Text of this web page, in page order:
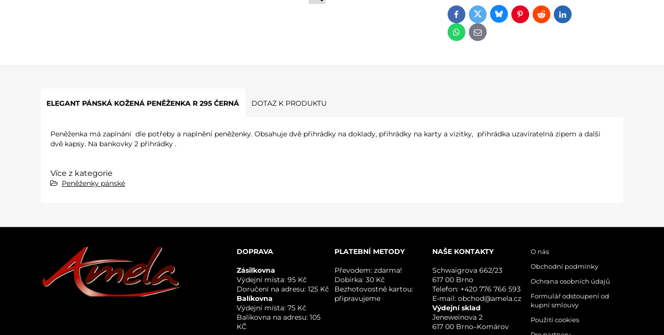
FacebookTwitterBlueskyPinterestRedditLinkedIn
WhatsApp
E-mail
ELEGANT PÁNSKÁ KOŽENÁ PENĚŽENKA R 295 ČERNÁ DOTAZ K PRODUKTU
Peněženka má zapínání dle potřeby a naplnění peněženky. Obsahuje dvě přihrádky na doklady, přihrádky na karty a vizitky, přihrádka uzavíratelná zipem a další
dvě kapsy. Na bankovky 2 přihrádky .
Více z kategorie
Peněženky pánské
DOPRAVA
Zásilkovna
Výdejní místa: 95 Kč
Doručení na adresu: 125 Kč
Balíkovna
Výdejní místa: 75 Kč
Balíkovna na adresu: 105
KČ
PLATEBNÍ METODY
Převodem: zdarma!
Dobírka: 30 Kč
Bezhotovostně kartou:
připravujeme
NAŠE KONTAKTY
Schwaigrova 662/23
617 00 Brno
Telefon: +420 776 766 593
E-mail: obchod@amela.cz
Výdejní sklad
Jeneweinova 2
617 00 Brno–Komárov
O nás
Obchodní podmínky
Ochrana osobních údajů
Formulář odstoupení od
kupní smlouvy
Použití cookies